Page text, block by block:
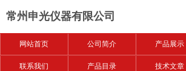
常州申光仪器有限公司
网站首页 公司简介 产品展示
联系我们 产品目录 技术文章